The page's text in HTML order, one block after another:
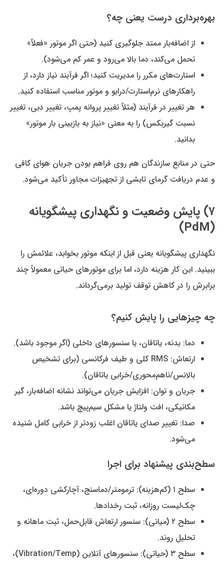
بهره‌برداری درست یعنی چه؟
از اضافه‌بار ممتد جلوگیری کنید (حتی اگر موتور «فعلاً»
تحمل می‌کند، دما بالا می‌رود و عمر کم می‌شود).
استارت‌های مکرر را مدیریت کنید؛ اگر فرآیند نیاز دارد، از
راهکارهای نرم‌استارت/درایو و موتور مناسب استفاده کنید.
هر تغییر در فرآیند (مثلاً تغییر پروانه پمپ، تغییر دبی، تغییر
نسبت گیربکس) را به معنی «نیاز به بازبینی بار موتور»
بدانید.
حتی در منابع سازندگان هم روی فراهم بودن جریان هوای کافی
و عدم دریافت گرمای تابشی از تجهیزات مجاور تأکید می‌شود.
۷) پایش وضعیت و نگهداری پیشگویانه
(PdM)
نگهداری پیشگویانه یعنی قبل از اینکه موتور بخوابد، علائمش را
ببینید. این کار هزینه دارد، اما برای موتورهای حیاتی معمولاً چند
برابرش را در کاهش توقف تولید برمی‌گرداند.
چه چیزهایی را پایش کنیم؟
دما: بدنه، یاتاقان، یا سنسورهای داخلی (اگر موجود باشد).
ارتعاش: RMS کلی و طیف فرکانسی (برای تشخیص
بالانس/ناهم‌محوری/خرابی یاتاقان).
جریان و توان: افزایش جریان می‌تواند نشانه اضافه‌بار، گیر
مکانیکی، افت ولتاژ یا مشکل سیم‌پیچ باشد.
صدا: تغییر صدای یاتاقان اغلب زودتر از خرابی کامل شنیده
می‌شود.
سطح‌بندی پیشنهاد برای اجرا
سطح ۱ (کم‌هزینه): ترمومتر/دماسنج، آچارکشی دوره‌ای،
چک‌لیست روزانه، ثبت رخدادها.
سطح ۲ (میانی): سنسور ارتعاش قابل‌حمل، ثبت ماهانه و
تحلیل روند.
سطح ۳ (حیاتی): سنسورهای آنلاین (Vibration/Temp)،